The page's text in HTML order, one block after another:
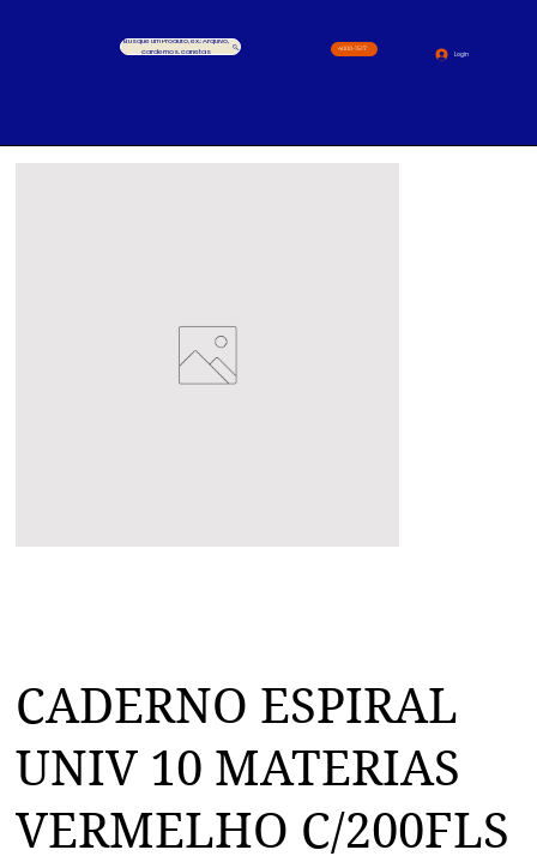
Busque um Produto, ex.: Arquivo,
cardernos, canetas
4000-1517
Login
CADERNO ESPIRAL
UNIV 10 MATERIAS
VERMELHO C/200FLS